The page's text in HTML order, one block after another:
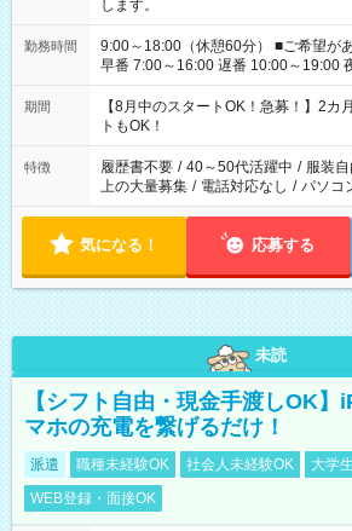
します。
勤務時間
9:00～18:00（休憩60分） ■ご希望があれば下記シフトもOK！
早番 7:00～16:00 遅番 10:00～19:00 夜勤
と休みを合わせたい」 「余裕を持っ
「できれば残業はしたくない」 など
ね。 ※Wワーク希望の方へ 今ご覧のお仕事で希望する勤務時間
と、もう1つのお仕事の勤務時間。 合
合は応募できません。
期間
【8月中のスタートOK！急募！】2
トもOK！
特徴 履歴書不要 / 40～50代活躍中 / 服装自
上の大量募集 / 電話対応なし / パソコ
気になる！ 応募する
未読
【シフト自由・現金手渡しOK
マホの充電を繋げるだけ！
派遣 職種未経験OK 社会人未経験OK 大学
WEB登録・面接OK